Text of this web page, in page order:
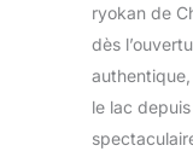
ryokan de
dès
le lac